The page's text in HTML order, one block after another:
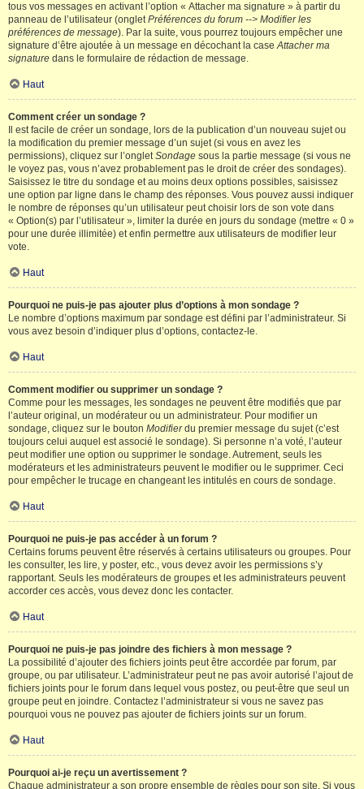
tous vos messages en activant l’option « Attacher ma signature » à partir du
panneau de l’utilisateur (ongletPréférences du forum --> Modifier les
préférences de message). Par la suite, vous pourrez toujours empêcher une
signature d’être ajoutée à un message en décochant la caseAttacher ma
signature dans le formulaire de rédaction de message.
Haut
Comment créer un sondage ?
Il est facile de créer un sondage, lors de la publication d’un nouveau sujet ou
la modification du premier message d’un sujet (si vous en avez les
permissions), cliquez sur l’ongletSondage sous la partie message (si vous ne
le voyez pas, vous n’avez probablement pas le droit de créer des sondages).
Saisissez le titre du sondage et au moins deux options possibles, saisissez
une option par ligne dans le champ des réponses. Vous pouvez aussi indiquer
le nombre de réponses qu’un utilisateur peut choisir lors de son vote dans
« Option(s) par l’utilisateur », limiter la durée en jours du sondage (mettre « 0 »
pour une durée illimitée) et enfin permettre aux utilisateurs de modifier leur
vote.
Haut
Pourquoi ne puis-je pas ajouter plus d’options à mon sondage ?
Le nombre d’options maximum par sondage est défini par l’administrateur. Si
vous avez besoin d’indiquer plus d’options, contactez-le.
Haut
Comment modifier ou supprimer un sondage ?
Comme pour les messages, les sondages ne peuvent être modifiés que par
l’auteur original, un modérateur ou un administrateur. Pour modifier un
sondage, cliquez sur le bouton Modifierdu premier message du sujet (c’est
toujours celui auquel est associé le sondage). Si personne n’a voté, l’auteur
peut modifier une option ou supprimer le sondage. Autrement, seuls les
modérateurs et les administrateurs peuvent le modifier ou le supprimer. Ceci
pour empêcher le trucage en changeant les intitulés en cours de sondage.
Haut
Pourquoi ne puis-je pas accéder à un forum ?
Certains forums peuvent être réservés à certains utilisateurs ou groupes. Pour
les consulter, les lire, y poster, etc., vous devez avoir les permissions s’y
rapportant. Seuls les modérateurs de groupes et les administrateurs peuvent
accorder ces accès, vous devez donc les contacter.
Haut
Pourquoi ne puis-je pas joindre des fichiers à mon message ?
La possibilité d’ajouter des fichiers joints peut être accordée par forum, par
groupe, ou par utilisateur. L’administrateur peut ne pas avoir autorisé l’ajout de
fichiers joints pour le forum dans lequel vous postez, ou peut-être que seul un
groupe peut en joindre. Contactez l’administrateur si vous ne savez pas
pourquoi vous ne pouvez pas ajouter de fichiers joints sur un forum.
Haut
Pourquoi ai-je reçu un avertissement ?
Chaque administrateur a son propre ensemble de règles pour son site. Si vous